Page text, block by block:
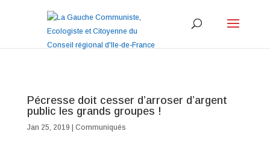
Pécresse doit cesser d’arroser d’argent
public les grands groupes !
Jan 25, 2019 Communiqués